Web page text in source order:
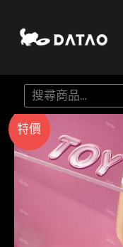
要
容
搜
尋
特價